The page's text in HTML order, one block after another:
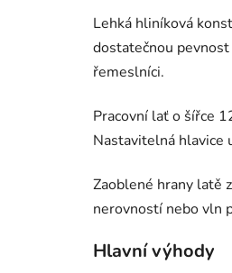
Lehká hliníková
dostatečnou
řemeslníci.
Pracovní lať o šířce
Nastavitelná hlavice
Zaoblené hrany latě
nerovností nebo vln
Hlavní výhody